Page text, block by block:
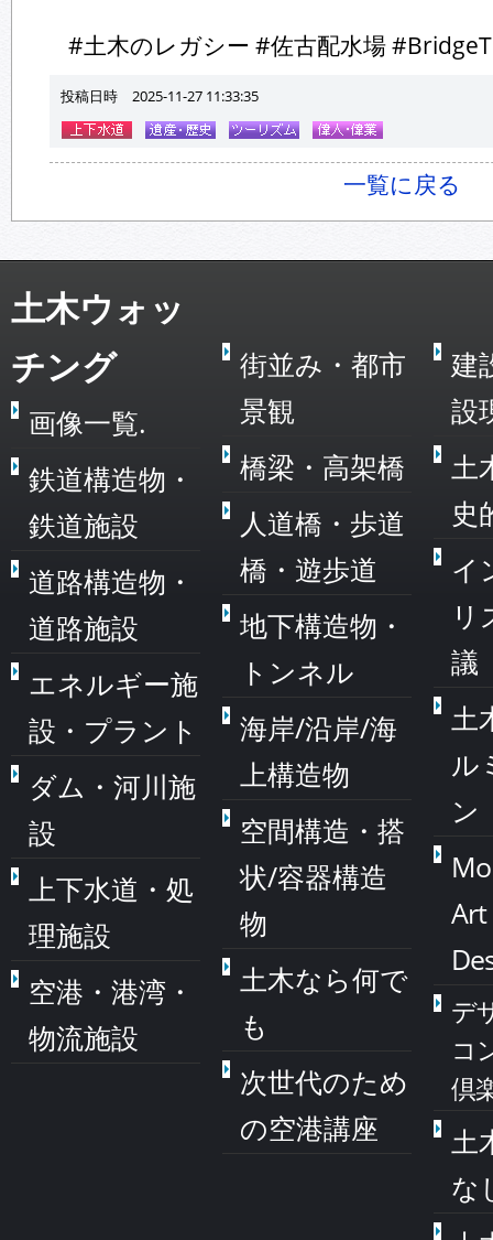
#土木のレガシー #佐古配水場
投稿日時 2025-11-27 11:33:35
一覧に戻る
土木ウォッ
チング
画像一覧.
鉄道構造物・
鉄道施設
道路構造物・
道路施設
エネルギー施
設・プラント
ダム・河川施
設
上下水道・処
理施設
空港・港湾・
物流施設
街並み・都市
景観
橋梁・高架橋
人道橋・歩道
橋・遊歩道
地下構造物・
トンネル
海岸/沿岸/海
上構造物
空間構造・搭
状/容器構造
物
土木なら何で
も
次世代のため
の空港講座
建
設
土
史
イ
リ
議
土
ル
ン
デ
コ
倶
土
な